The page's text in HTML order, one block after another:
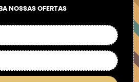
NOSSAS OFERTAS